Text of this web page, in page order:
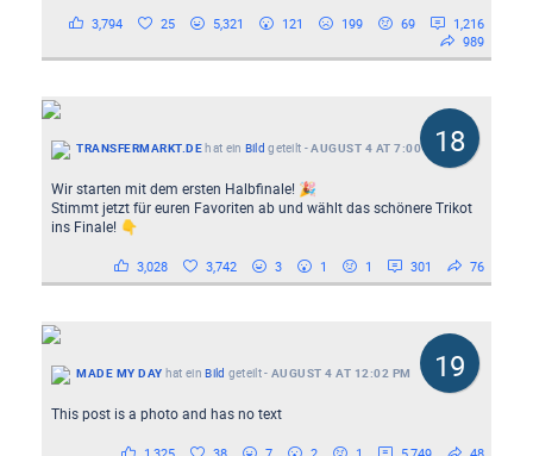
3,794 25 5,321 121 199 69
1,216
989
18
TRANSFERMARKT.DEhat ein Bild geteilt -AUGUST 4 AT 7:00 AM
Wir starten mit dem ersten Halbfinale! 🎉
Stimmt jetzt für euren Favoriten ab und wählt das schönere Trikot
ins Finale! 👇
3,028 3,742 3 1 1 301 76
19
MADE MY DAY hat ein Bild geteilt- AUGUST 4 AT 12:02 PM
This post is a photo and has no text